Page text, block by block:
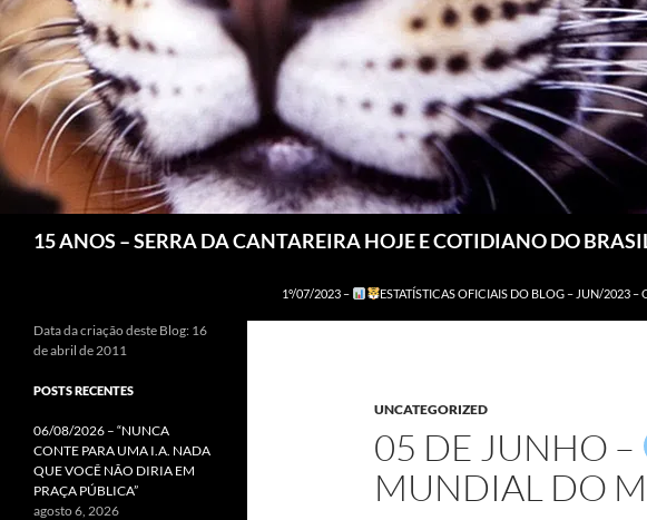
15 ANOS – SERRA DA CANTAREIRA HOJE E COTIDIANO DO
1º/07/2023 – ESTATÍSTICAS OFICIAIS DO BLOG – JUN/2023 –
UNCATEGORIZED
05 DE JUNHO –
MUNDIAL DO
Data da criação deste Blog: 16
de abril de 2011
POSTS RECENTES
06/08/2026 – “NUNCA
CONTE PARA UMA I.A. NADA
QUE VOCÊ NÃO DIRIA EM
PRAÇA PÚBLICA”
agosto 6, 2026